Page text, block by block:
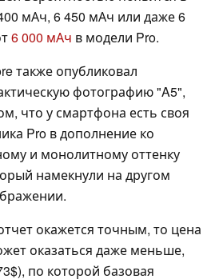
мАч, 6 450 мАч или даже 6
6 000 мАч в модели Pro.
также опубликовал
фотографию "A5",
что у смартфона есть своя
Pro в дополнение ко
и монолитному оттенку
намекнули на другом
окажется точным, то цена
оказаться даже меньше,
по которой базовая